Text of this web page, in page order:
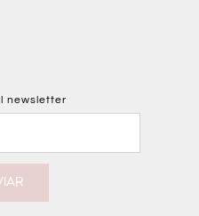
newsletter